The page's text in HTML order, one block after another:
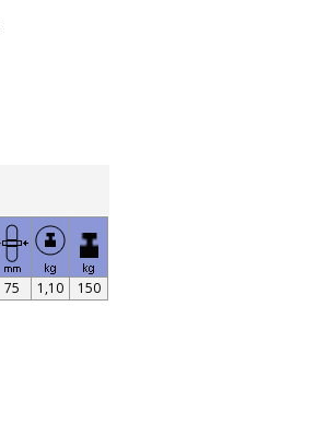
75 1,10 150